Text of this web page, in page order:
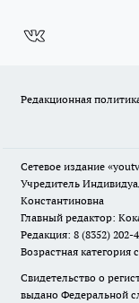
Редакционная
Сетевое издание
Учредитель
Константиновна
Главный редактор:
Редакция: 8 (8352) 202-
Возрастная категория
Свидетельство о
выдано Федеральной